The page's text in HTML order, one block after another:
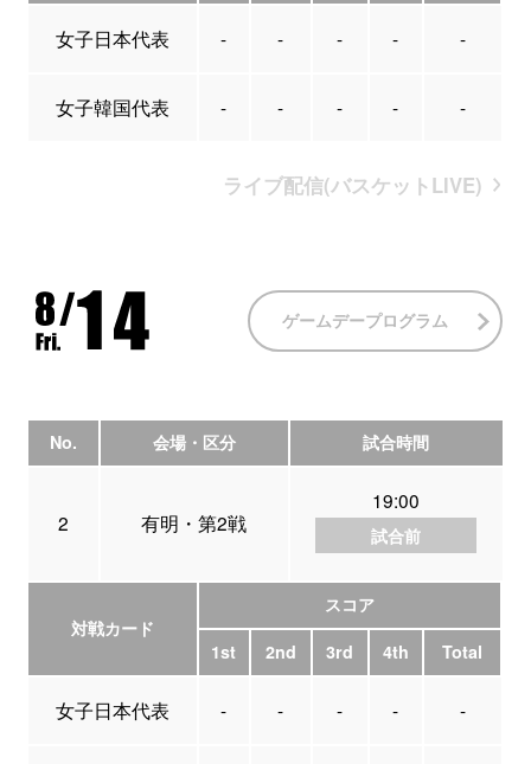
女子日本代表 - - - - -
女子韓国代表 - - - - -
ライブ配信(バスケットLIVE)
ゲームデープログラム
No. 会場・区分 試合時間
2 有明・第2戦
19:00
試合前
対戦カード
スコア
1st
2nd 3rd 4th Total
女子日本代表 - - - - -